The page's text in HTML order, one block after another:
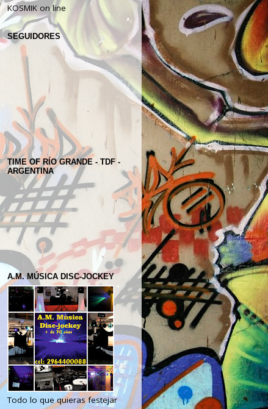
KOSMIK on line
SEGUIDORES
TIME OF RÍO GRANDE - TDF -
ARGENTINA
A.M. MÚSICA DISC-JOCKEY
Todo lo que quieras festejar